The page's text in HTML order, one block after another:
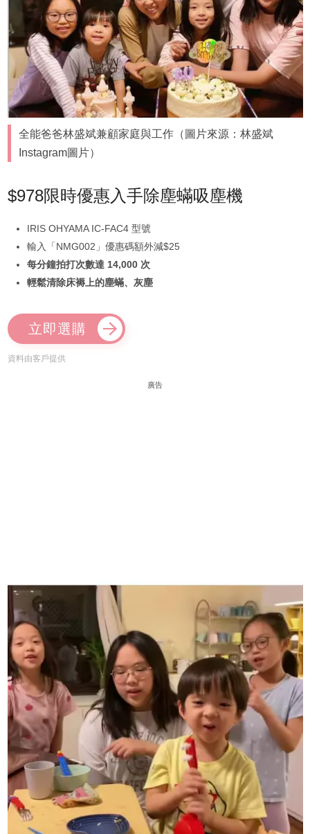
全能爸爸林盛斌兼顧家庭與工作（圖片來源：林盛斌
Instagram圖片）
$978限時優惠入手除塵蟎吸塵機
IRIS OHYAMA IC-FAC4 型號
輸入「NMG002」優惠碼額外減$25
每分鐘拍打次數達 14,000 次
輕鬆清除床褥上的塵蟎、灰塵
立即選購
資料由客戶提供
廣告